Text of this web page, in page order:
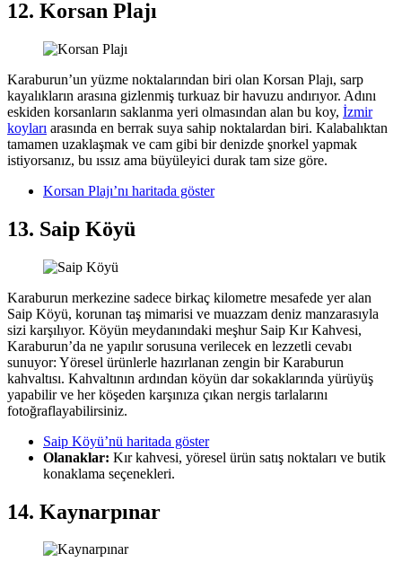
12. Korsan Plajı
Karaburun’un yüzme noktalarından biri olan Korsan Plajı, sarp
kayalıkların arasına gizlenmiş turkuaz bir havuzu andırıyor. Adını
eskiden korsanların saklanma yeri olmasından alan bu koy, İzmir
koyları arasında en berrak suya sahip noktalardan biri. Kalabalıktan
tamamen uzaklaşmak ve cam gibi bir denizde şnorkel yapmak
istiyorsanız, bu ıssız ama büyüleyici durak tam size göre.
Korsan Plajı’nı haritada göster
13. Saip Köyü
Karaburun merkezine sadece birkaç kilometre mesafede yer alan
Saip Köyü, korunan taş mimarisi ve muazzam deniz manzarasıyla
sizi karşılıyor. Köyün meydanındaki meşhur Saip Kır Kahvesi,
Karaburun’da ne yapılır sorusuna verilecek en lezzetli cevabı
sunuyor: Yöresel ürünlerle hazırlanan zengin bir Karaburun
kahvaltısı. Kahvaltının ardından köyün dar sokaklarında yürüyüş
yapabilir ve her köşeden karşınıza çıkan nergis tarlalarını
fotoğraflayabilirsiniz.
Saip Köyü’nü haritada göster
Olanaklar: Kır kahvesi, yöresel ürün satış noktaları ve butik
konaklama seçenekleri.
14. Kaynarpınar